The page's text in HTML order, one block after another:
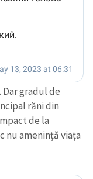
gradul de
răni din
de la
nu amenință viața